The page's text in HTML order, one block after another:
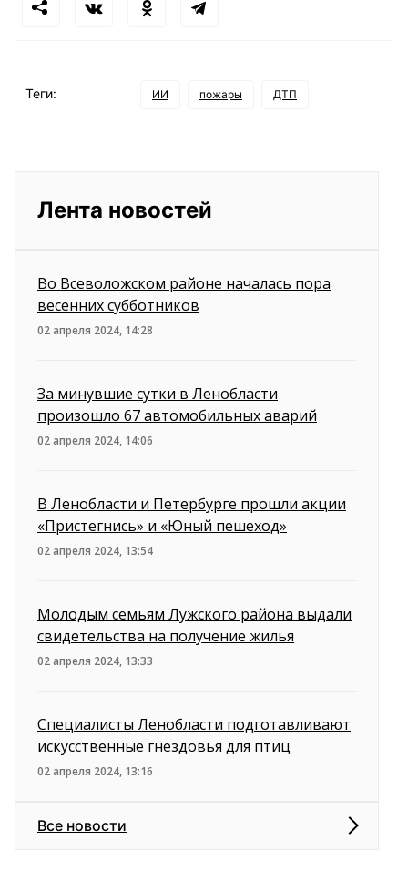
Теги: ИИ пожары ДТП
Лента новостей
Во Всеволожском районе началась пора
весенних субботников
02 апреля 2024, 14:28
За минувшие сутки в Ленобласти
произошло 67 автомобильных аварий
02 апреля 2024, 14:06
В Ленобласти и Петербурге прошли акции
«Пристегнись» и «Юный пешеход»
02 апреля 2024, 13:54
Молодым семьям Лужского района выдали
свидетельства на получение жилья
02 апреля 2024, 13:33
Специалисты Ленобласти подготавливают
искусственные гнездовья для птиц
02 апреля 2024, 13:16
Все новости